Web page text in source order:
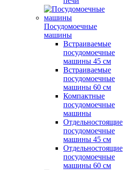
Посудомоечные
машины
Встраиваемые
посудомоечные
машины 45 см
Встраиваемые
посудомоечные
машины 60 см
Компактные
посудомоечные
машины
Отдельностоящие
посудомоечные
машины 45 см
Отдельностоящие
посудомоечные
машины 60 см